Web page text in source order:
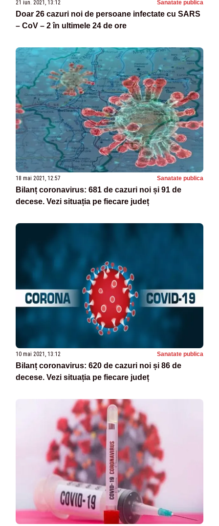
21 iun. 2021, 13:12 Sanatate publica
Doar 26 cazuri noi de persoane infectate cu SARS
– CoV – 2 în ultimele 24 de ore
18 mai 2021, 12:57 Sanatate publica
Bilanț coronavirus: 681 de cazuri noi și 91 de
decese. Vezi situația pe fiecare județ
10 mai 2021, 13:12 Sanatate publica
Bilanț coronavirus: 620 de cazuri noi și 86 de
decese. Vezi situația pe fiecare județ